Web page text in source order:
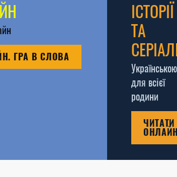
ГРА В СЛОВА
ІСТОРІЇ
ТА
Українською
для всієї
родини
ЧИТАТИ
ОНЛАЙН